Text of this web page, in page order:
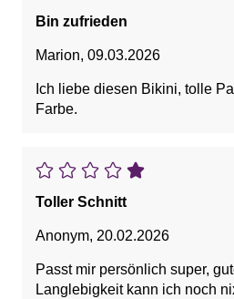
Bin zufrieden
Marion, 09.03.2026
Ich liebe diesen Bikini, tolle
Farbe.
Toller Schnitt
Anonym, 20.02.2026
Passt mir persönlich super, gute
Langlebigkeit kann ich noch